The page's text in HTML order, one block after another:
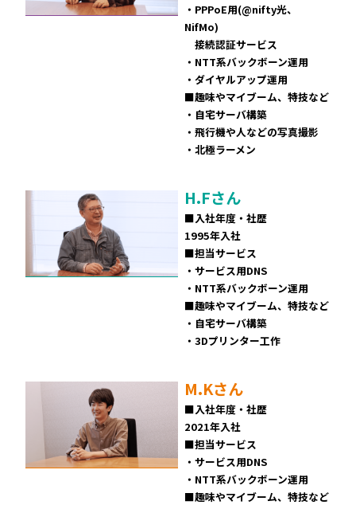
・PPPoE用(@nifty光、
NifMo)
接続認証サービス
・NTT系バックボーン運用
・ダイヤルアップ運用
■趣味やマイブーム、特技など
・自宅サーバ構築
・飛行機や人などの写真撮影
・北極ラーメン
H.Fさん
■入社年度・社歴
1995年入社
■担当サービス
・サービス用DNS
・NTT系バックボーン運用
■趣味やマイブーム、特技など
・自宅サーバ構築
・3Dプリンター工作
M.Kさん
■入社年度・社歴
2021年入社
■担当サービス
・サービス用DNS
・NTT系バックボーン運用
■趣味やマイブーム、特技など